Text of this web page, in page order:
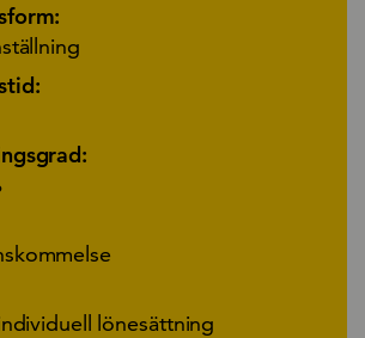
lönesättning